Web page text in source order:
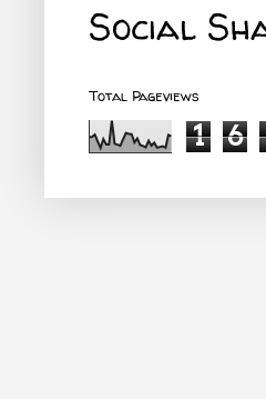
Social
Total Pageviews
1 6